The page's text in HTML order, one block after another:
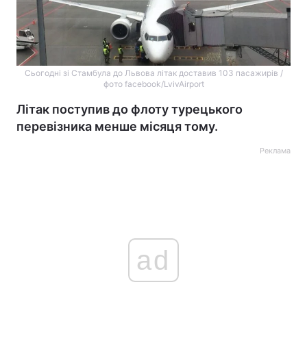
Сьогодні зі Стамбула до Львова літак доставив 103 пасажирів /
фото facebook/LvivAirport
Літак поступив до флоту турецького
перевізника менше місяця тому.
Реклама
ad